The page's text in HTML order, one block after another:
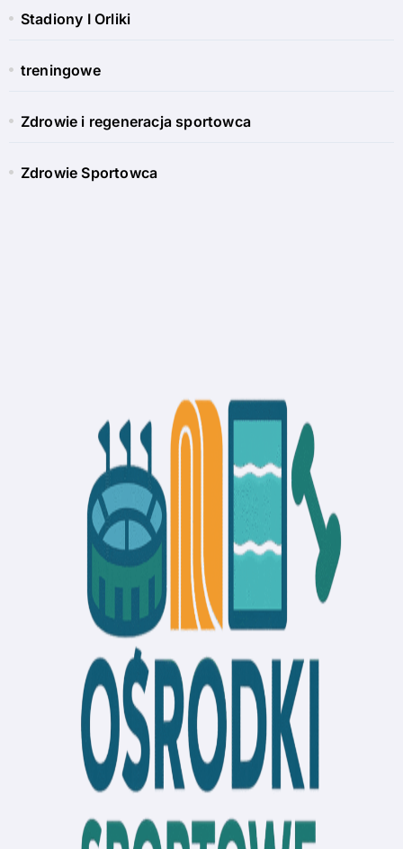
Stadiony I Orliki
treningowe
Zdrowie i regeneracja sportowca
Zdrowie Sportowca